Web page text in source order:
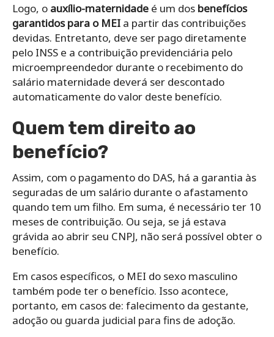
Logo, o auxílio-maternidade é um dos benefícios
garantidos para o MEI a partir das contribuições
devidas. Entretanto, deve ser pago diretamente
pelo INSS e a contribuição previdenciária pelo
microempreendedor durante o recebimento do
salário maternidade deverá ser descontado
automaticamente do valor deste benefício.
Quem tem direito ao
benefício?
Assim, com o pagamento do DAS, há a garantia às
seguradas de um salário durante o afastamento
quando tem um filho. Em suma, é necessário ter 10
meses de contribuição. Ou seja, se já estava
grávida ao abrir seu CNPJ, não será possível obter o
benefício.
Em casos específicos, o MEI do sexo masculino
também pode ter o benefício. Isso acontece,
portanto, em casos de: falecimento da gestante,
adoção ou guarda judicial para fins de adoção.